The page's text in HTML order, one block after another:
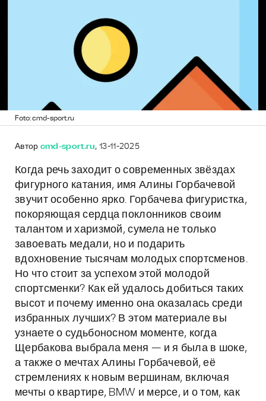
Foto: cmd-sport.ru
Автор cmd-sport.ru, 13-11-2025
Когда речь заходит о современных звёздах
фигурного катания, имя Алины Горбачевой
звучит особенно ярко. Горбачева фигуристка,
покоряющая сердца поклонников своим
талантом и харизмой, сумела не только
завоевать медали, но и подарить
вдохновение тысячам молодых спортсменов.
Но что стоит за успехом этой молодой
спортсменки? Как ей удалось добиться таких
высот и почему именно она оказалась среди
избранных лучших? В этом материале вы
узнаете о судьбоносном моменте, когда
Щербакова выбрала меня — и я была в шоке,
а также о мечтах Алины Горбачевой, её
стремлениях к новым вершинам, включая
мечты о квартире, BMW и мерсе, и о том, как